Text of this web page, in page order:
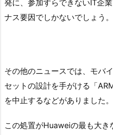
発に、参加すらできないIT企
ナス要因でしかないでしょう。
その他のニュースでは、モバ
セットの設計を手がける「
を中止するなどがありました。
この処置がHuaweiの最も大き